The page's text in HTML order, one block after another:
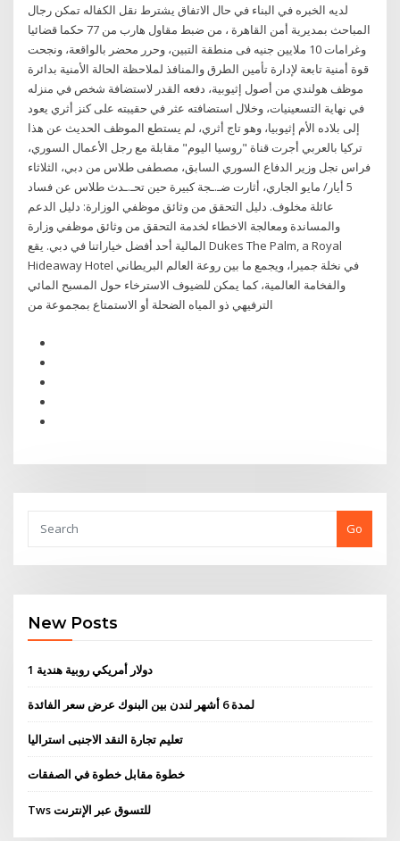
لديه الخبره في البناء في حال الاتفاق يشترط نقل الكفاله تمكن رجال
المباحث بمديرية أمن القاهرة ، من ضبط مقاول هارب من 77 حكما قضائيا
وغرامات 10 ملايين جنيه فى منطقة التبين، وحرر محضر بالواقعة، ونجحت
قوة أمنية تابعة لإدارة تأمين الطرق والمنافذ لملاحظة الحالة الأمنية بدائرة
موظف هولندي من أصول إثيوبية، دفعه القدر لاستضافة شخص في منزله
في نهاية التسعينيات، وخلال استضافته عثر في حقيبته على كنز أثري يعود
إلى بلاده الأم إثيوبيا، وهو تاج أثري، لم يستطع الموظف الحديث عن هذا
تركيا بالعربي أجرت قناة "روسيا اليوم" مقابلة مع رجل الأعمال السوري،
فراس نجل وزير الدفاع السوري السابق، مصطفى طلاس من دبي، الثلاثاء
5 أيار/ مايو الجاري، أثارت ضـ.ـجة كبيرة حين تحـ.ـدث طلاس عن فساد
عائلة مخلوف. دليل التحقق من وثائق موظفي الوزارة: دليل الدعم
والمساندة ومعالجة الاخطاء لخدمة التحقق من وثائق موظفي وزارة
المالية أحد أفضل خياراتنا في دبي. يقع Dukes The Palm, a Royal
Hideaway Hotel في نخلة جميرا، ويجمع ما بين روعة العالم البريطاني
والفخامة العالمية، كما يمكن للضيوف الاسترخاء حول المسبح المائي
الترفيهي ذو المياه الضحلة أو الاستمتاع بمجموعة من
Go
New Posts
1 دولار أمريكي روبية هندية
لمدة 6 أشهر لندن بين البنوك عرض سعر الفائدة
تعليم تجارة النقد الاجنبى استراليا
خطوة مقابل خطوة في الصفقات
Tws للتسوق عبر الإنترنت